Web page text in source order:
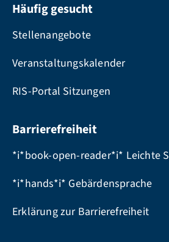
Häufig gesucht
Stellenangebote
Veranstaltungskalender
RIS-Portal Sitzungen
Barrierefreiheit
*i*book-open-reader*i* Leichte
*i*hands*i* Gebärdensprache
Erklärung zur Barrierefreiheit